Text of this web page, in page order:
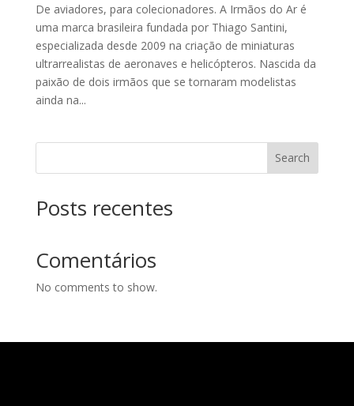
De aviadores, para colecionadores. A Irmãos do Ar é
uma marca brasileira fundada por Thiago Santini,
especializada desde 2009 na criação de miniaturas
ultrarrealistas de aeronaves e helicópteros. Nascida da
paixão de dois irmãos que se tornaram modelistas
ainda na...
Search
Posts recentes
Comentários
No comments to show.